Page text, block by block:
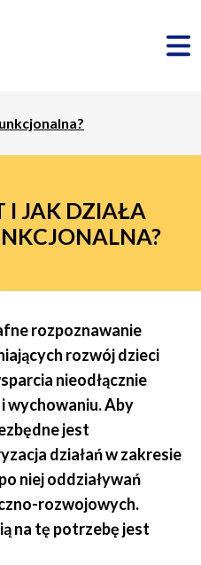
I JAK DZIAŁA
rozpoznawanie
rozwój dzieci
nieodłącznie
wychowaniu. Aby
jest
działań w zakresie
niej oddziaływań
rozwojowych.
na tę potrzebę jest